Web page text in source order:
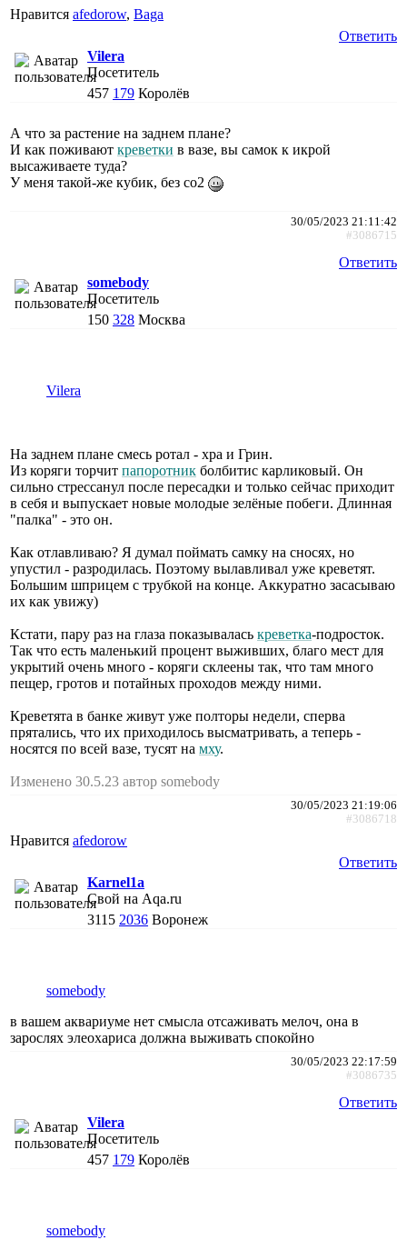
Нравится afedorow, Baga
Ответить
Vilera
Посетитель
457 179 Королёв
А что за растение на заднем плане?
И как поживают креветки в вазе, вы самок к икрой
высаживаете туда?
У меня такой-же кубик, без со2
30/05/2023 21:11:42
#3086715
Ответить
somebody
Посетитель
150 328 Москва
Vilera
На заднем плане смесь ротал - хра и Грин.
Из коряги торчит папоротник болбитис карликовый. Он
сильно стрессанул после пересадки и только сейчас приходит
в себя и выпускает новые молодые зелёные побеги. Длинная
"палка" - это он.
Как отлавливаю? Я думал поймать самку на сносях, но
упустил - разродилась. Поэтому вылавливал уже креветят.
Большим шприцем с трубкой на конце. Аккуратно засасываю
их как увижу)
Кстати, пару раз на глаза показывалась креветка-подросток.
Так что есть маленький процент выживших, благо мест для
укрытий очень много - коряги склеены так, что там много
пещер, гротов и потайных проходов между ними.
Креветята в банке живут уже полторы недели, сперва
прятались, что их приходилось высматривать, а теперь -
носятся по всей вазе, тусят на мху.
Изменено 30.5.23 автор somebody
30/05/2023 21:19:06
#3086718
Нравится afedorow
Ответить
Karnel1a
Свой на Aqa.ru
3115 2036 Воронеж
somebody
в вашем аквариуме нет смысла отсаживать мелоч, она в
зарослях элеохариса должна выживать спокойно
30/05/2023 22:17:59
#3086735
Ответить
Vilera
Посетитель
457 179 Королёв
somebody